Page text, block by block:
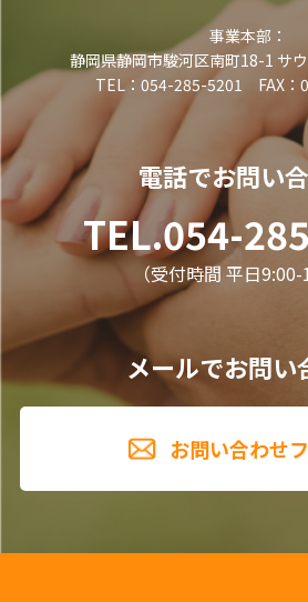
事業本部：
静岡県静岡市駿河区南町18-1 サ
TEL：054-285-5201 FAX：
電話でお問い
TEL.054-
（受付時間 平日9:00-
メールでお問い
お問い合わせ